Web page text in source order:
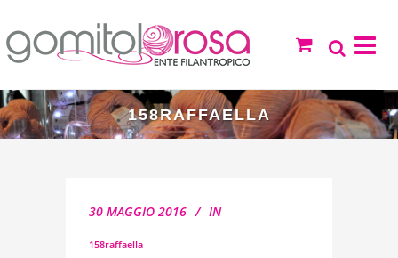
158RAFFAELLA
30 MAGGIO 2016 IN
158raffaella